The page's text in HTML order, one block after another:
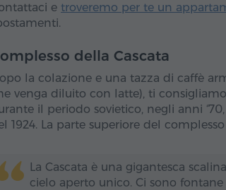
e troveremo per te un
della Cascata
la colazione e una tazza di caffè
venga diluito con latte), ti
il periodo sovietico, negli anni
1924. La parte superiore del
La Cascata è una gigantesca
cielo aperto unico. Ci sono